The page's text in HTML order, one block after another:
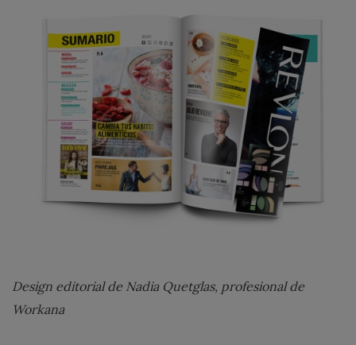
Design editorial de Nadia Quetglas, profesional de
Workana